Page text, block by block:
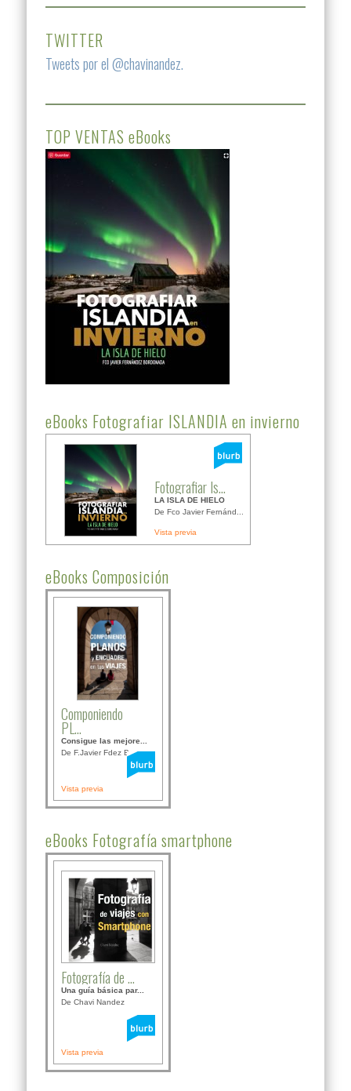
TWITTER
Tweets por el @chavinandez.
TOP VENTAS eBooks
eBooks Fotografiar ISLANDIA en invierno
Fotografiar Is...
LA ISLA DE HIELO
De Fco Javier Fernánd...
Vista previa
eBooks Composición
Componiendo
PL...
Consigue las mejore...
De F.Javier Fdez Bor...
Vista previa
eBooks Fotografía smartphone
Fotografía de ...
Una guía básica par...
De Chavi Nandez
Vista previa